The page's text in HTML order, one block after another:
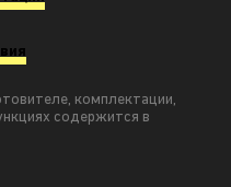
комплектации,
содержится в